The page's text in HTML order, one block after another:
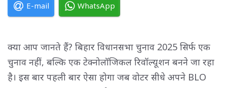
E-mail WhatsApp
क्या आप जानते हैं? बिहार विधानसभा चुनाव 2025 सिर्फ एक
चुनाव नहीं, बल्कि एक टेक्नोलॉजिकल रिवॉल्यूशन बनने जा रहा
है। इस बार पहली बार ऐसा होगा जब वोटर सीधे अपने BLO